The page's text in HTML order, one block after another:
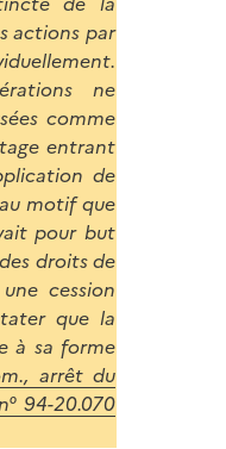
actions par
ne
comme
entrant
de
motif que
pour but
droits de
cession
que la
à sa forme
arrêt du
94-20.070